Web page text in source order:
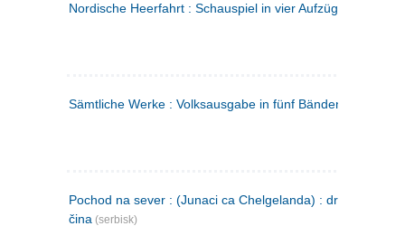
Nordische Heerfahrt : Schauspiel in vier Aufzügen
Sämtliche Werke : Volksausgabe in fünf Bänden
Pochod na sever : (Junaci ca Chelgelanda) : drama u četiri
čina (serbisk)